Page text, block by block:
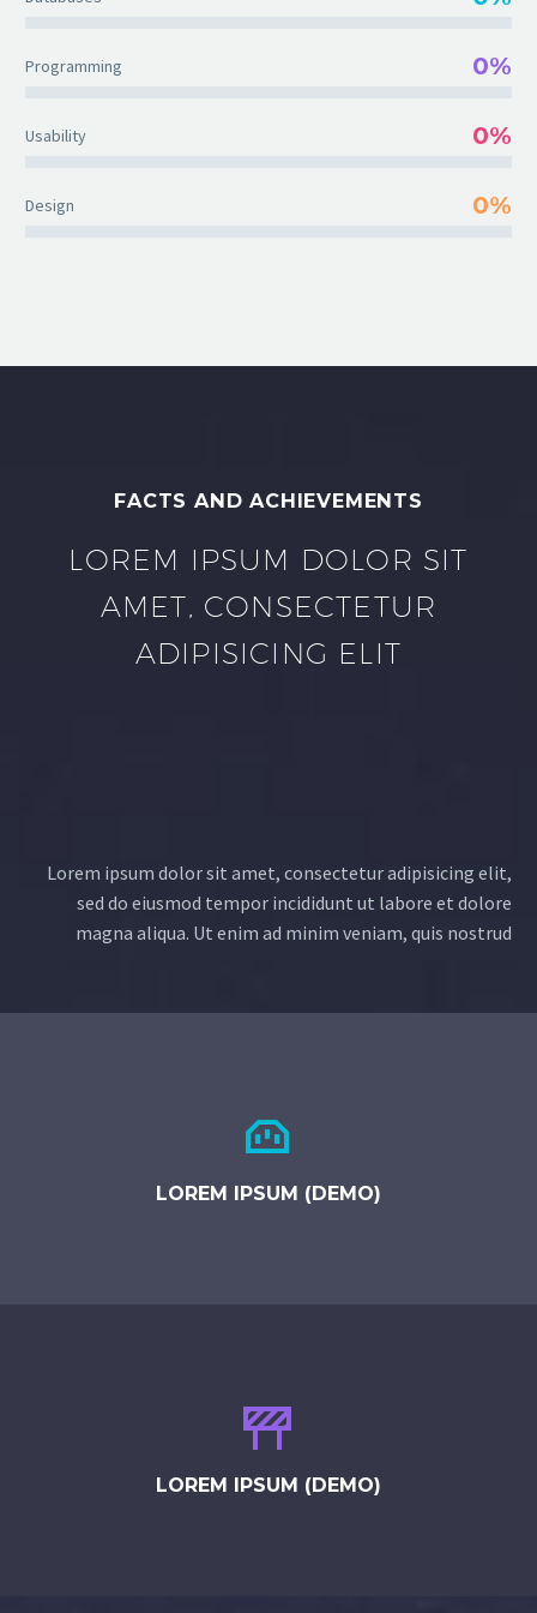
Programming 0%
Usability 0%
Design 0%
FACTS AND ACHIEVEMENTS
LOREM IPSUM DOLOR SIT
AMET, CONSECTETUR
ADIPISICING ELIT
Lorem ipsum dolor sit amet, consectetur adipisicing elit,
sed do eiusmod tempor incididunt ut labore et dolore
magna aliqua. Ut enim ad minim veniam, quis nostrud


LOREM IPSUM (DEMO)


LOREM IPSUM (DEMO)